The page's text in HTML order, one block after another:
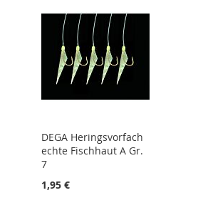
DEGA Heringsvorfach
echte Fischhaut A Gr.
7
1,95 €